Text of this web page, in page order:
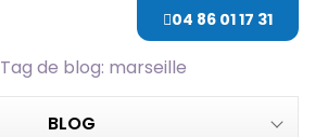
04 86 01 17 31
Tag de blog: marseille
BLOG